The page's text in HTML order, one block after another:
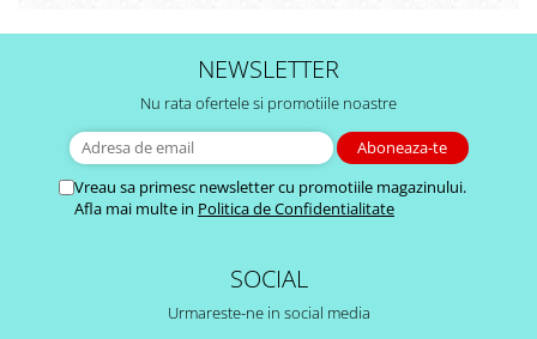
NEWSLETTER
Nu rata ofertele si promotiile noastre
Vreau sa primesc newsletter cu promotiile magazinului.
Afla mai multe in Politica de Confidentialitate
SOCIAL
Urmareste-ne in social media